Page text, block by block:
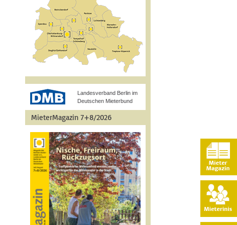
Landesverband Berlin im
Deutschen Mieterbund
MieterMagazin 7+8/2026